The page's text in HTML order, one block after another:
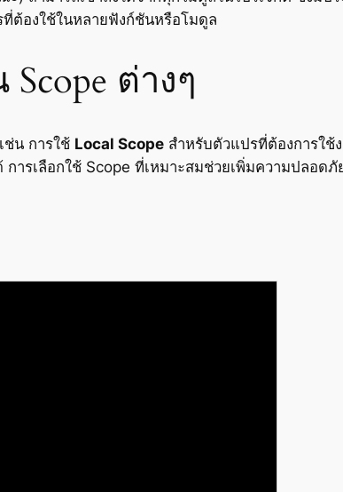
ต้องใช้ในหลายฟังก์ชันหรือโมดูล
ต่างๆ
ช่น การใช้ Local Scope สำหรับตัวแปรที่ต้องการใช้
การเลือกใช้ Scope ที่เหมาะสมช่วยเพิ่มความปลอด